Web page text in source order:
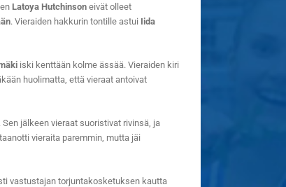
Latoya Hutchinson eivät olleet
. Vieraiden hakkurin tontille astui Iida
iski kenttään kolme ässää. Vieraiden kiri
huolimatta, että vieraat antoivat
jälkeen vieraat suoristivat rivinsä, ja
vieraita paremmin, mutta jäi
vastustajan torjuntakosketuksen kautta